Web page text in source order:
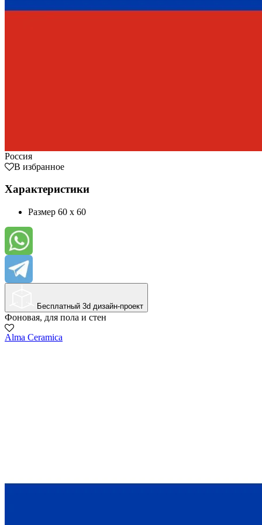
Россия
В избранное
Характеристики
Размер 60 x 60
Бесплатный 3d дизайн-проект
Фоновая, для пола и стен
Alma Ceramica